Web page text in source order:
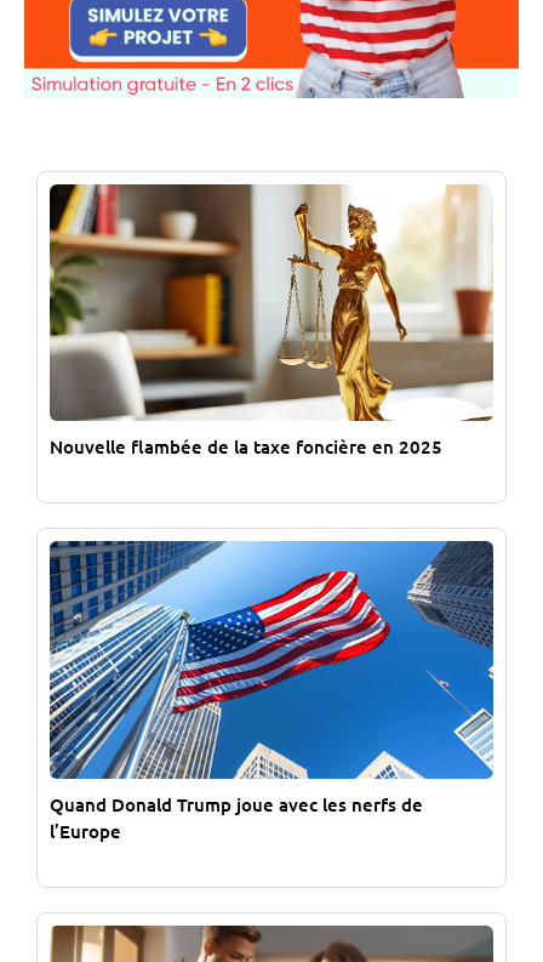
Nouvelle flambée de la taxe foncière en 2025
Quand Donald Trump joue avec les nerfs de
l’Europe